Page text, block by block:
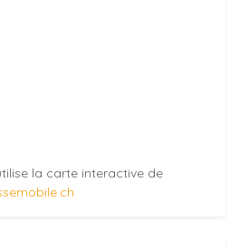
la carte interactive de